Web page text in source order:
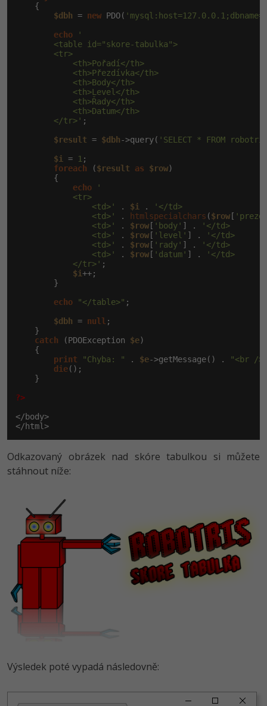
    {
$dbh = new PDO(
echo
'
        <table id="skore-tabulka">
        <tr>
            <th>Pořadí</th>
            <th>Přezdívka</th>
            <th>Body</th>
            <th>Level</th>
            <th>Řady</th>
            <th>Datum</th>
        </tr>'
;
$result = $dbh->query( 'SELECT * FROM
$i
= 1 ;
foreach ($result as $row)
        {
echo
'
            <tr>
                <td>'
. $i .
'</td>
                <td>'
. htmlspecialchars ($row [
                <td>'
. $row [ 'body' ] .
'</td>
                <td>'
. $row [ 'level' ] .
'</td>
                <td>'
. $row [ 'rady' ] .
'</td>
                <td>'
. $row [ 'datum' ] .
'</td>
            </tr>'
;
$i++;
        }
echo
"</table>" ;
$dbh = null ;
    }
catch (PDOException $e)
    {
print
"Chyba: " . $e->getMessage() .
"<br /
die();
    }
?>
</body>
</html>
Odkazovaný obrázek nad skóre tabulkou si můžete
stáhnout níže:
Výsledek poté vypadá následovně: